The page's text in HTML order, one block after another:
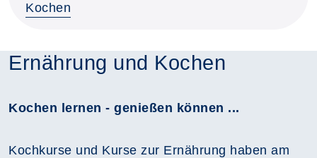
Kochen
Ernährung und Kochen
Kochen lernen - genießen können ...
Kochkurse und Kurse zur Ernährung haben am